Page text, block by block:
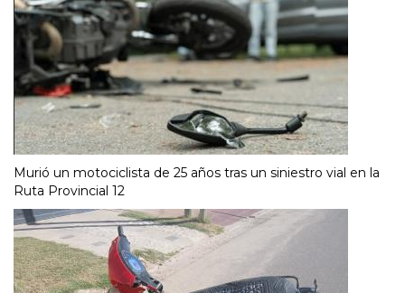
Murió un motociclista de 25 años tras un siniestro vial en la
Ruta Provincial 12